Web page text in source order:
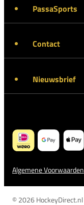
PassaSports
Contact
Nieuwsbrief
Algemene Voorwaarden
© 2026 HockeyDirect.nl